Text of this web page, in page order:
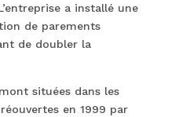
a installé une
de parements
de doubler la
situées dans les
en 1999 par